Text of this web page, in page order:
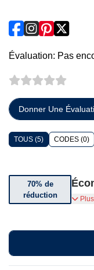
Évaluation: Pas
Donner Une
TOUS (5) CODES (0)
70% de
réduction